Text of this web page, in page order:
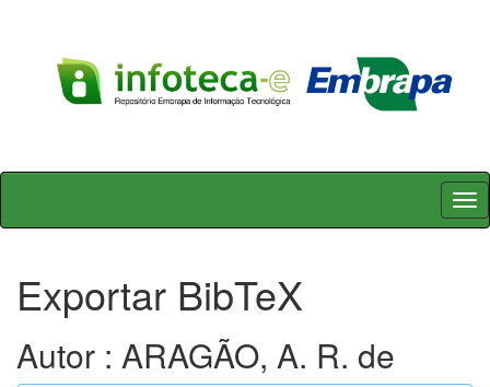
Skip
Exportar BibTeX
Autor : ARAGÃO, A. R. de